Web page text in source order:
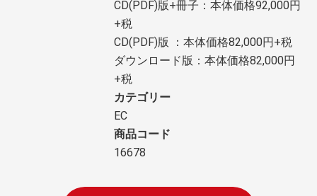
CD(PDF)版+冊子：本体価格92,000円
+税
CD(PDF)版 ：本体価格82,000円+税
ダウンロード版：本体価格82,000円
+税
カテゴリー
EC
商品コード
16678